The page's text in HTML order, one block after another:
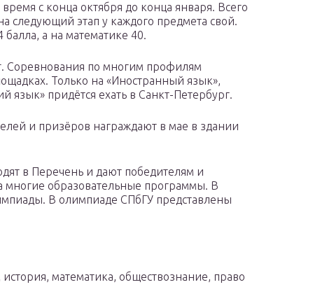
с конца октября до конца января. Всего
следующий этап у каждого предмета свой.
а на математике 40.
Соревнования по многим профилям
Только на «Иностранный язык»,
язык» придётся ехать в Санкт-Петербург.
и призёров награждают в мае в здании
в Перечень и дают победителям и
образовательные программы. В
В олимпиаде СПбГУ представлены
математика, обществознание, право